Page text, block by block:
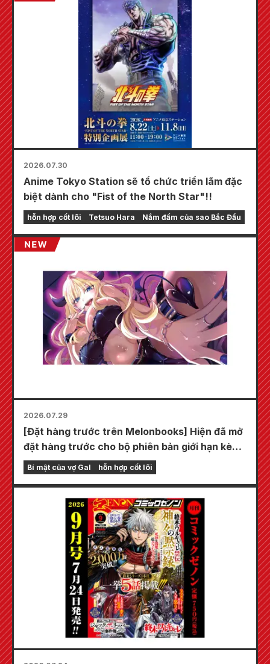
thẻ mini được vẽ đặc biệt (tổng cộng 4 loại)!
2026.07.30
Anime Tokyo Station sẽ tổ chức triển lãm đặc
biệt dành cho "Fist of the North Star"!!
hỗn hợp cốt lõi Tetsuo Hara Nắm đấm của sao Bắc Đẩu
2026.07.29
[Đặt hàng trước trên Melonbooks] Hiện đã mở
đặt hàng trước cho bộ phiên bản giới hạn kèm
thảm chơi đặc biệt với hình minh họa tuyệt đẹp
về Fuyuki Tojo do Kudou vẽ! Tập 6 mới nhất
vào ngày 20 tháng 10!
Bí mật của vợ Gal hỗn hợp cốt lõi